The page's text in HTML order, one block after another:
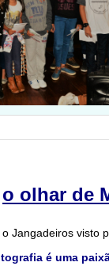
o olhar de
Jangadeiros visto
é uma